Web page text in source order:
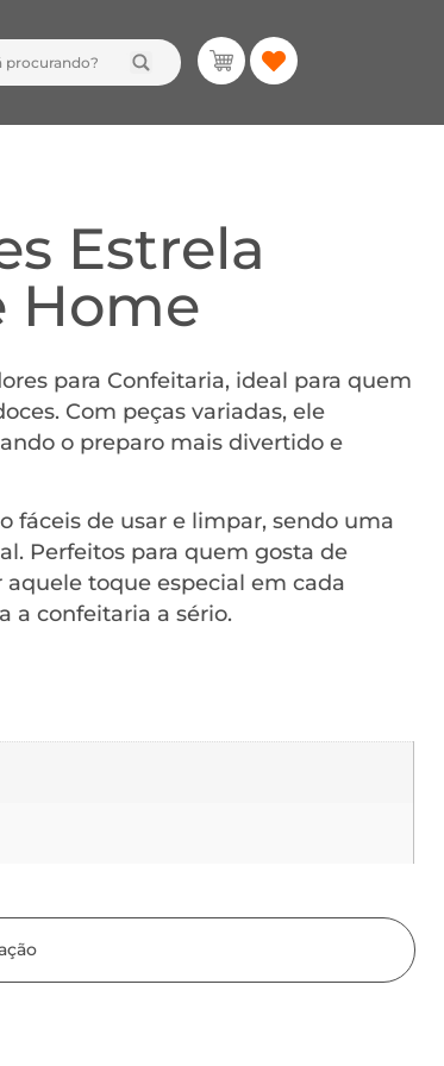
Estrela
Home
para Confeitaria, ideal para quem
Com peças variadas, ele
o preparo mais divertido e
fáceis de usar e limpar, sendo uma
Perfeitos para quem gosta de
toque especial em cada
a confeitaria a sério.